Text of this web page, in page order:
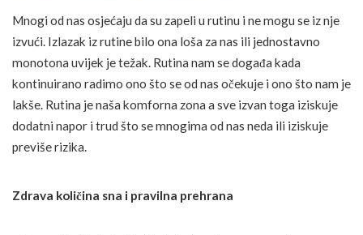
Mnogi od nas osjećaju da su zapeli u rutinu i ne mogu se iz nje
izvući. Izlazak iz rutine bilo ona loša za nas ili jednostavno
monotona uvijek je težak. Rutina nam se događa kada
kontinuirano radimo ono što se od nas očekuje i ono što nam je
lakše. Rutina je naša komforna zona a sve izvan toga iziskuje
dodatni napor i trud što se mnogima od nas neda ili iziskuje
previše rizika.
Zdrava količina sna i pravilna prehrana